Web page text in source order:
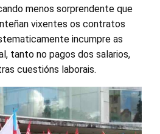
menos sorprendente que
vixentes os contratos
incumpre as
tanto no pagos dos salarios,
cuestións laborais.